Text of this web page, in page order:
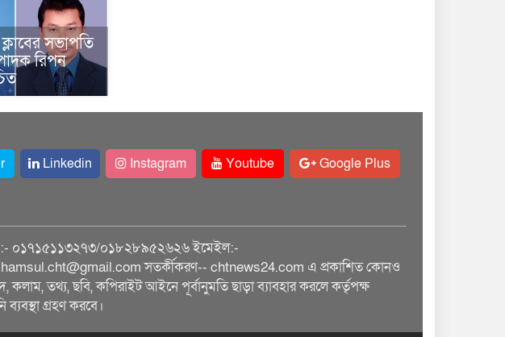
ক্লাবের সভাপতি
রিপন
Linkedin Instagram Youtube Google Plus
০১৭১৫১১৩২৭৩/০১৮২৮৯৫২৬২৬ ইমেইল:-
সতর্কীকরণ-- chtnews24.com এ প্রকাশিত কোনও
কলাম, তথ্য, ছবি, কপিরাইট আইনে পূর্বানুমতি ছাড়া ব্যাবহার করলে কর্তৃপক্ষ
গ্রহণ করবে।